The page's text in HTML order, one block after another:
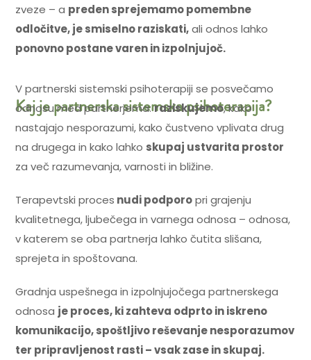
zveze – a preden sprejemamo pomembne
odločitve, je smiselno raziskati,ali odnos lahko
ponovno postane varen in izpolnjujoč.
Kaj je partnerska sistemska psihoterapija?
V partnerski sistemski psihoterapiji se posvečamo
odnosu med partnerjema:raziskujemo, kako
nastajajo nesporazumi, kako čustveno vplivata drug
na drugega in kako lahko skupaj ustvarita prostor
za več razumevanja, varnosti in bližine.
Terapevtski proces nudi podporopri grajenju
kvalitetnega, ljubečega in varnega odnosa – odnosa,
v katerem se oba partnerja lahko čutita slišana,
sprejeta in spoštovana.
Gradnja uspešnega in izpolnjujočega partnerskega
odnosa je proces, ki zahteva odprto in iskreno
komunikacijo, spoštljivo reševanje nesporazumov
ter pripravljenost rasti – vsak zase in skupaj.